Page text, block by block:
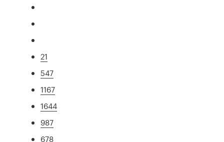
21
547
1167
1644
987
678